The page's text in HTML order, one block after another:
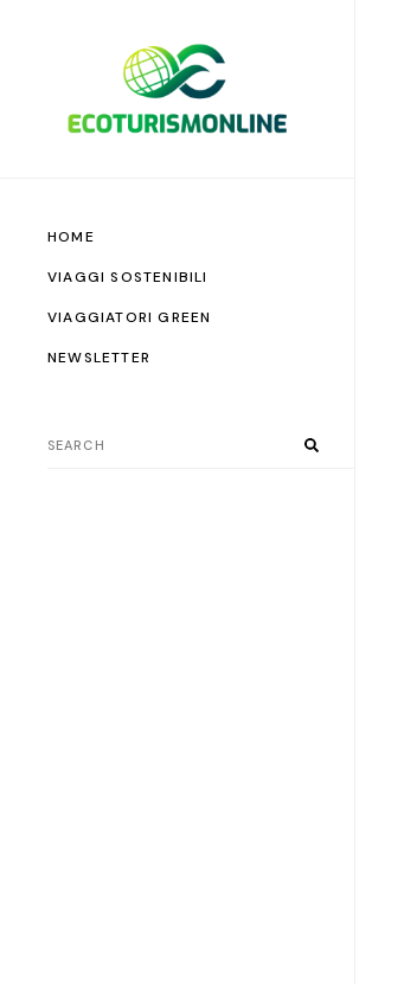
HOME
VIAGGI SOSTENIBILI
VIAGGIATORI GREEN
NEWSLETTER